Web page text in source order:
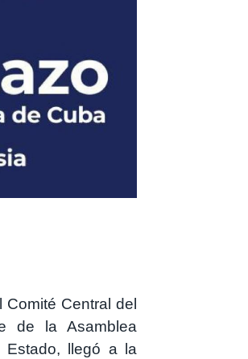
Central del
de la Asamblea
Estado, llegó a la